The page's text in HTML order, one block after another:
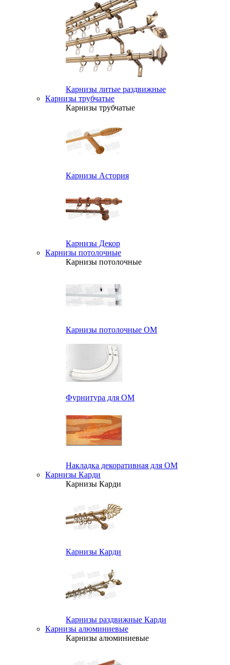
Карнизы литые раздвижные
Карнизы трубчатые
Карнизы трубчатые
Карнизы Астория
Карнизы Декор
Карнизы потолочные
Карнизы потолочные
Карнизы потолочные ОМ
Фурнитура для ОМ
Накладка декоративная для ОМ
Карнизы Карди
Карнизы Карди
Карнизы Карди
Карнизы раздвижные Карди
Карнизы алюминиевые
Карнизы алюминиевые